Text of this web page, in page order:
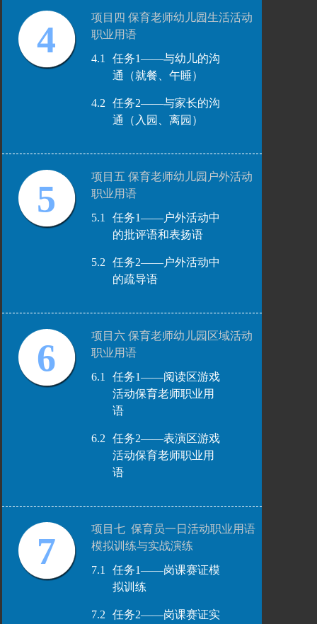
4
项目四 保育老师幼儿园生活活动
职业用语
4.1
任务1——与幼儿的沟
通（就餐、午睡）
4.2
任务2——与家长的沟
通（入园、离园）
5
项目五 保育老师幼儿园户外活动
职业用语
5.1
任务1——户外活动中
的批评语和表扬语
5.2
任务2——户外活动中
的疏导语
6
项目六 保育老师幼儿园区域活动
职业用语
6.1
任务1——阅读区游戏
活动保育老师职业用
语
6.2
任务2——表演区游戏
活动保育老师职业用
语
7
项目七 保育员一日活动职业用语
模拟训练与实战演练
7.1
任务1——岗课赛证模
拟训练
7.2 任务2——岗课赛证实